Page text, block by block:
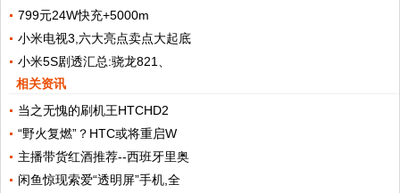
799元24W快充+5000m
小米电视3,六大亮点卖点大起底
小米5S剧透汇总:骁龙821、
相关资讯
当之无愧的刷机王HTCHD2
“野火复燃”？HTC或将重启W
主播带货红酒推荐--西班牙里奥
闲鱼惊现索爱“透明屏”手机,全